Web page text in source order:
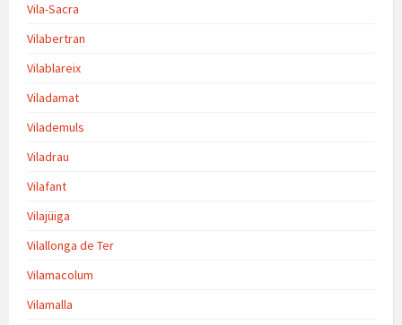
Vila-Sacra
Vilabertran
Vilablareix
Viladamat
Vilademuls
Viladrau
Vilafant
Vilajüiga
Vilallonga de Ter
Vilamacolum
Vilamalla